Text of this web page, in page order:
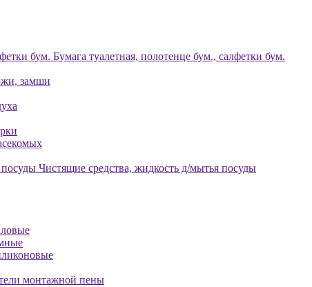
Бумага туалетная, полотенце бум., салфетки бум.
замши
Чистящие средства, жидкость д/мытья посуды
монтажной пены